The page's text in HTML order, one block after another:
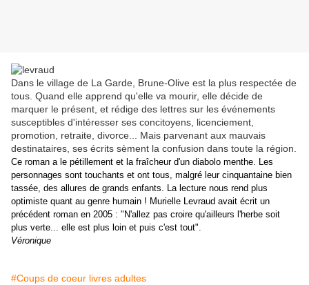
Dans le village de La Garde, Brune-Olive est la plus respectée de
tous. Quand elle apprend qu'elle va mourir, elle décide de
marquer le présent, et rédige des lettres sur les événements
susceptibles d'intéresser ses concitoyens, licenciement,
promotion, retraite, divorce... Mais parvenant aux mauvais
destinataires, ses écrits sèment la confusion dans toute la région.
Ce roman a le pétillement et la fraîcheur d'un diabolo menthe. Les
personnages sont touchants et ont tous, malgré leur cinquantaine bien
tassée, des allures de grands enfants. La lecture nous rend plus
optimiste quant au genre humain ! Murielle Levraud avait écrit un
précédent roman en 2005 : "N'allez pas croire qu'ailleurs l'herbe soit
plus verte... elle est plus loin et puis c'est tout".
Véronique
#Coups de coeur livres adultes